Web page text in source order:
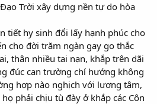
Trời xây dựng nền tự do hòa
tiết hy sinh đổi lấy hạnh phúc cho
cho đời trăm ngàn gay go thắc
thân nhiều tai nạn, khắp trên dãi
đúc can trường chí hướng không
hợp nào nghịch với lương tâm,
phải chịu tù đày ở khắp các Côn